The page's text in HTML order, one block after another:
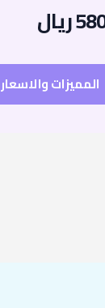
المميزات والاسعار